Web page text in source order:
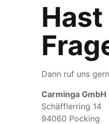
Dann ruf uns
Carminga GmbH
Schäfflerring 14
94060 Pocking